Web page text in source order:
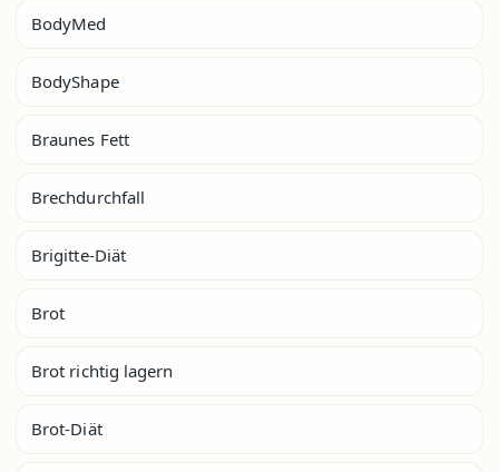
BodyMed
BodyShape
Braunes Fett
Brechdurchfall
Brigitte-Diät
Brot
Brot richtig lagern
Brot-Diät